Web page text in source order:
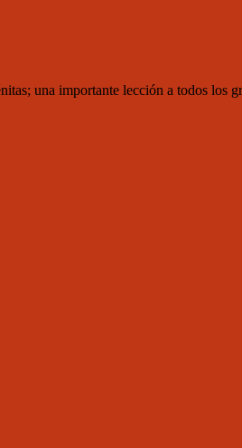
una importante lección a todos